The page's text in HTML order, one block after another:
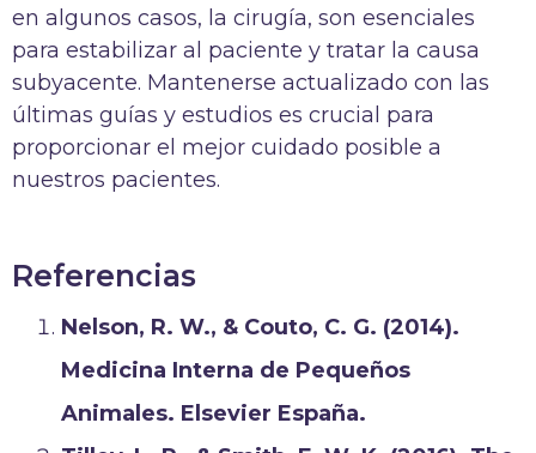
en algunos casos, la cirugía, son esenciales
para estabilizar al paciente y tratar la causa
subyacente. Mantenerse actualizado con las
últimas guías y estudios es crucial para
proporcionar el mejor cuidado posible a
nuestros pacientes.
Referencias
Nelson, R. W., & Couto, C. G. (2014).
Medicina Interna de Pequeños
Animales. Elsevier España.